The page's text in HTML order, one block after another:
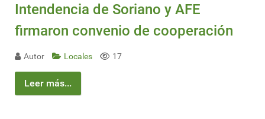
Intendencia de Soriano y AFE
firmaron convenio de cooperación
Autor Locales 17
Leer más...